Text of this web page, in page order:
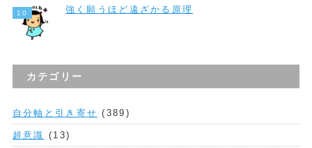
強く願うほど遠ざかる原理
カテゴリー
自分軸と引き寄せ (389)
超意識 (13)